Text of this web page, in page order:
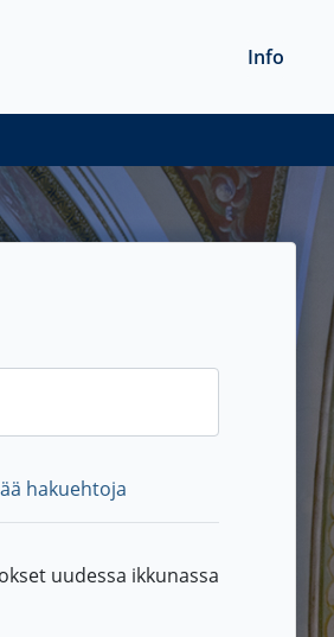
Info
hakuehtoja
uudessa ikkunassa